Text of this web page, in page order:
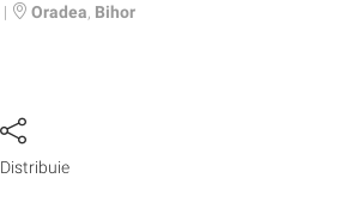
| Oradea Bihor
Distribuie